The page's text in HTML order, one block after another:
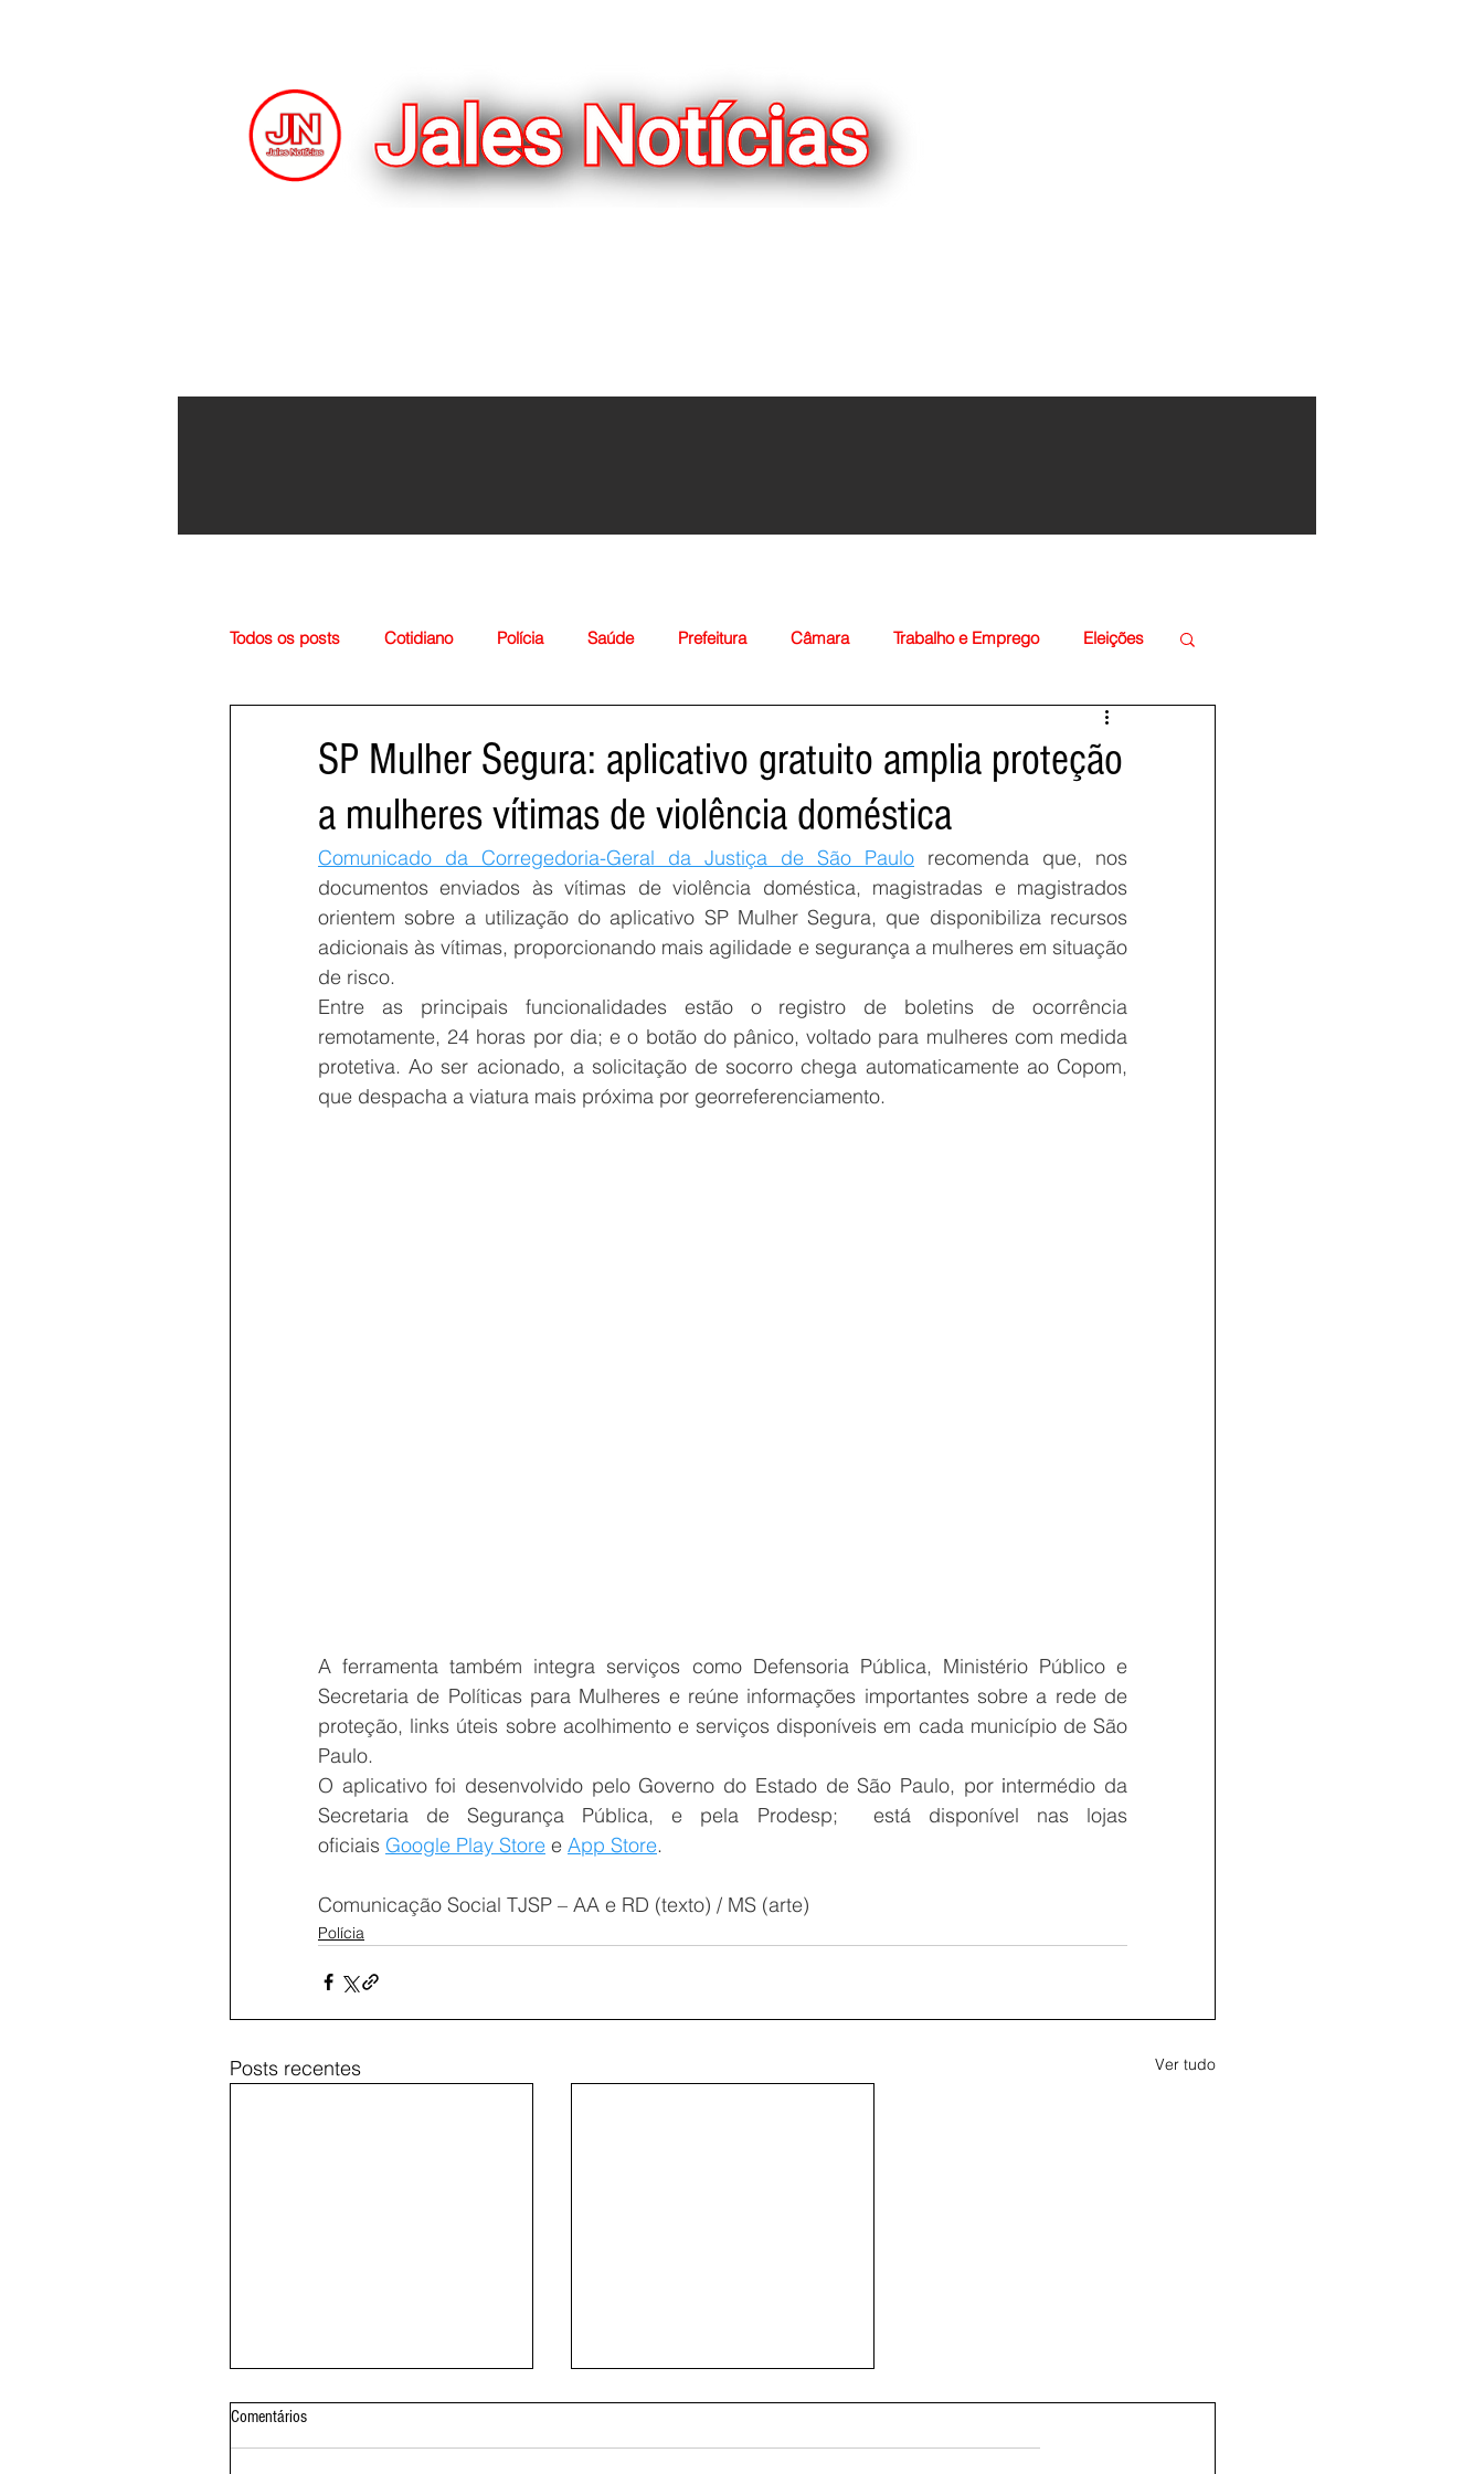
Voltar
Todos os posts Cotidiano Polícia Saúde Prefeitura Câmara Trabalho e Emprego Eleições
SP Mulher Segura: aplicativo gratuito amplia proteção
a mulheres vítimas de violência doméstica
Comunicado da Corregedoria-Geral da Justiça de São Paulo recomenda que, nos
documentos enviados às vítimas de violência doméstica, magistradas e magistrados
orientem sobre a utilização do aplicativo SP Mulher Segura, que disponibiliza recursos
adicionais às vítimas, proporcionando mais agilidade e segurança a mulheres em situação
de risco.
Entre as principais funcionalidades estão o registro de boletins de ocorrência
remotamente, 24 horas por dia; e o botão do pânico, voltado para mulheres com medida
protetiva. Ao ser acionado, a solicitação de socorro chega automaticamente ao Copom,
que despacha a viatura mais próxima por georreferenciamento.
A ferramenta também integra serviços como Defensoria Pública, Ministério Público e
Secretaria de Políticas para Mulheres e reúne informações importantes sobre a rede de
proteção, links úteis sobre acolhimento e serviços disponíveis em cada município de São
Paulo.
O aplicativo foi desenvolvido pelo Governo do Estado de São Paulo, por intermédio da
Secretaria de Segurança Pública, e pela Prodesp;  está disponível nas lojas
oficiais Google Play Store e App Store.
Comunicação Social TJSP – AA e RD (texto) / MS (arte)
Polícia
Posts recentes Ver tudo
Comentários